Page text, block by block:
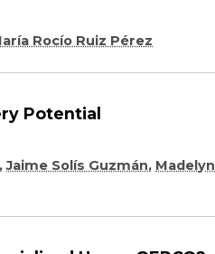
Rocío Ruiz Pérez
Potential
,Jaime Solís Guzmán, Madelyn